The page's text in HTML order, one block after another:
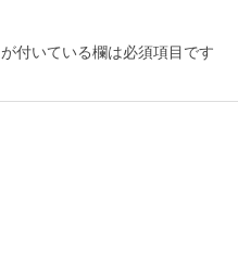
が付いている欄は必須項目です